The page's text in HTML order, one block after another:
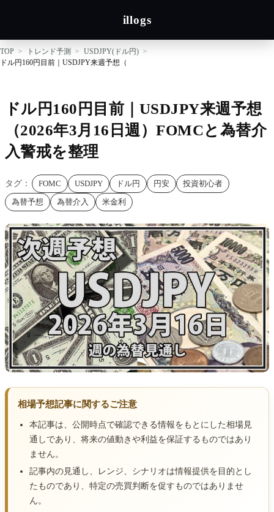
illogs
TOP トレンド予測
USDJPY(ドル円)
ドル円160円目前｜USDJPY来週予想（2026年3月16日週）FOMCと為替介入警戒を
ドル円160円目前｜USDJPY来週予想
（2026年3月16日週）FOMCと為替介
入警戒を整理
タグ： FOMC USDJPY ドル円 円安
投資初心者
為替予想
為替介入 米金利
相場予想記事に関するご注意
本記事は、公開時点で確認できる情報をもとにした相場見
通しであり、将来の値動きや利益を保証するものではあり
ません。
記事内の見通し、レンジ、シナリオは情報提供を目的とし
たものであり、特定の売買判断を促すものではありませ
ん。